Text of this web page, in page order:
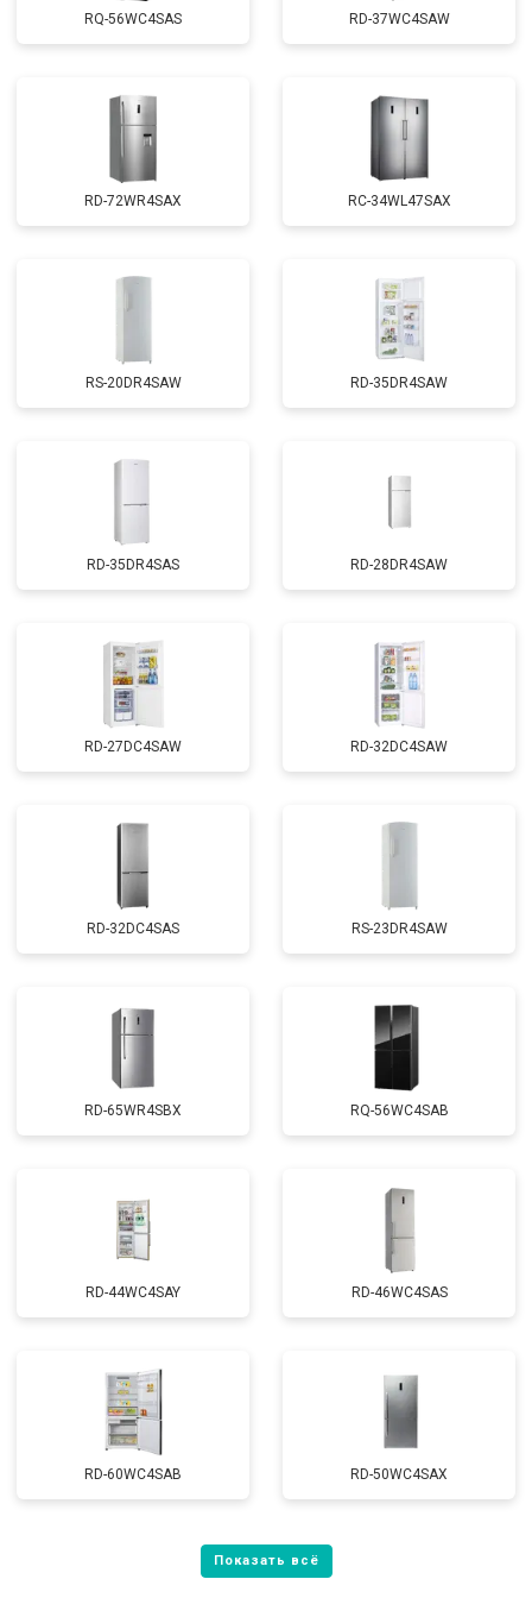
RQ-56WC4SAS RD-37WC4SAW
RD-72WR4SAX RС-34WL47SAX
RS-20DR4SAW RD-35DR4SAW
RD-35DR4SAS RD-28DR4SAW
RD-27DC4SAW RD-32DC4SAW
RD-32DC4SAS RS-23DR4SAW
RD-65WR4SBX RQ-56WC4SAB
RD-44WC4SAY RD-46WC4SAS
RD-60WC4SAB RD-50WC4SAX